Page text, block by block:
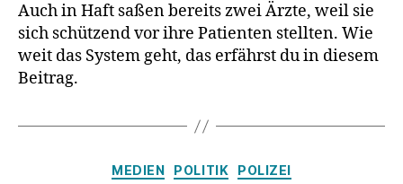
Auch in Haft saßen bereits zwei Ärzte, weil sie
sich schützend vor ihre Patienten stellten. Wie
weit das System geht, das erfährst du in diesem
Beitrag.
Kategorien
MEDIEN POLITIK POLIZEI